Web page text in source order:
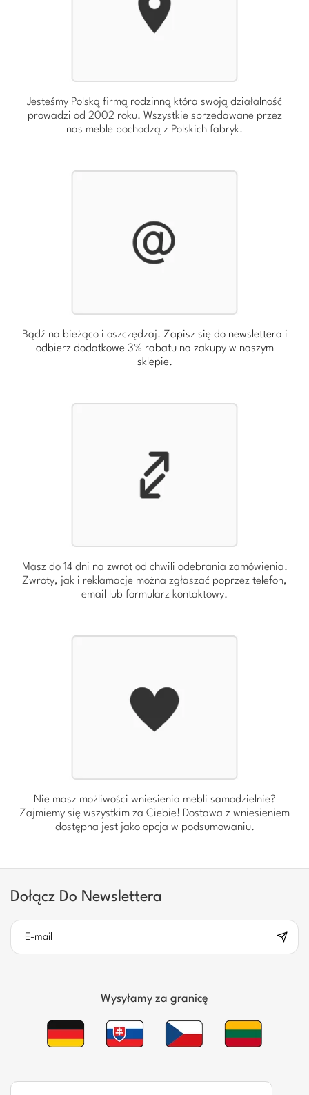
Jesteśmy Polską firmą rodzinną która swoją działalność
prowadzi od 2002 roku. Wszystkie sprzedawane przez
nas meble pochodzą z Polskich fabryk.
Bądź na bieżąco i oszczędzaj. Zapisz się do newslettera i
odbierz dodatkowe 3% rabatu na zakupy w naszym
sklepie.
Masz do 14 dni na zwrot od chwili odebrania zamówienia.
Zwroty, jak i reklamacje można zgłaszać poprzez telefon,
email lub formularz kontaktowy.
Nie masz możliwości wniesienia mebli samodzielnie?
Zajmiemy się wszystkim za Ciebie! Dostawa z wniesieniem
dostępna jest jako opcja w podsumowaniu.
Dołącz Do Newslettera
Wysyłamy za granicę